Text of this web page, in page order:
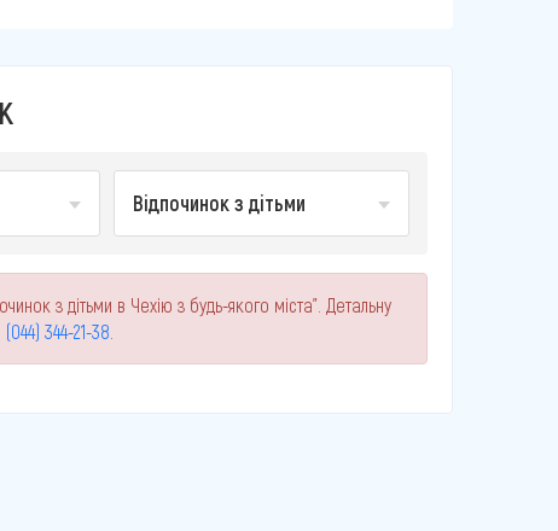
Відпочинок з дітьми
з дітьми в Чехію з будь-якого міста". Детальну
344-21-38